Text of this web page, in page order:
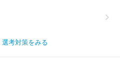
選考対策をみる